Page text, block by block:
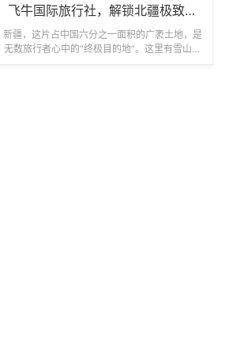
飞牛国际旅行社，解锁北疆极致风
光？
新疆，这片占中国六分之一面积的广袤土地，是
无数旅行者心中的“终极目的地”。这里有雪山、